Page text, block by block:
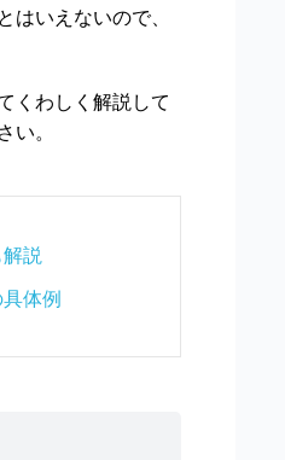
はいえないので、
くわしく解説して
い。
説
体例